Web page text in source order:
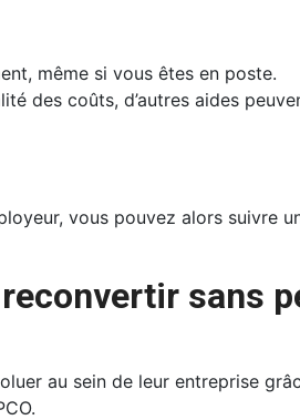
même si vous êtes en poste.
des coûts, d’autres aides
vous pouvez alors suivre
sans
au sein de leur entreprise